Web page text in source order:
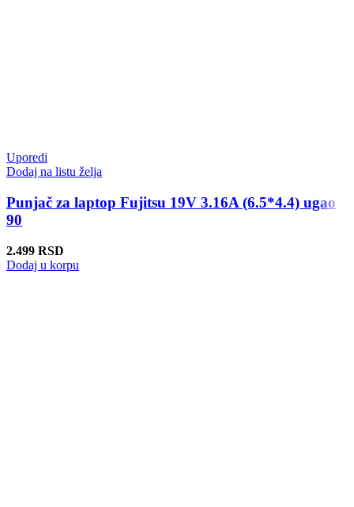
Uporedi
Dodaj na listu želja
Punjač za laptop Fujitsu 19V 3.16A (6.5*4.4) ugao
90
2.499 RSD
Dodaj u korpu